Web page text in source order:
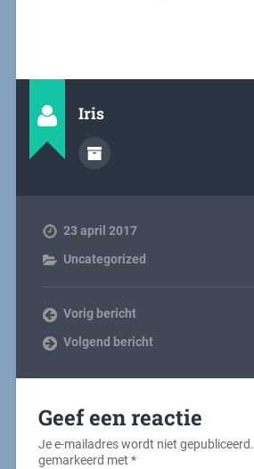
Iris
23 april 2017
Uncategorized
Vorig bericht
Volgend bericht
Geef een reactie
Je e-mailadres wordt niet gepubliceerd.
gemarkeerd met *